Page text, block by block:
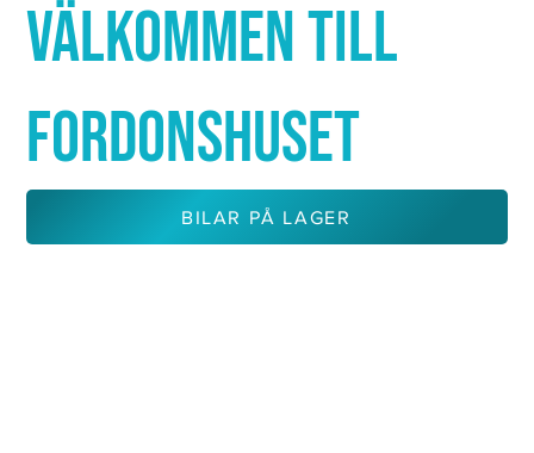
VÄLKOMMEN TILL
FORDONSHUSET
BILAR PÅ LAGER